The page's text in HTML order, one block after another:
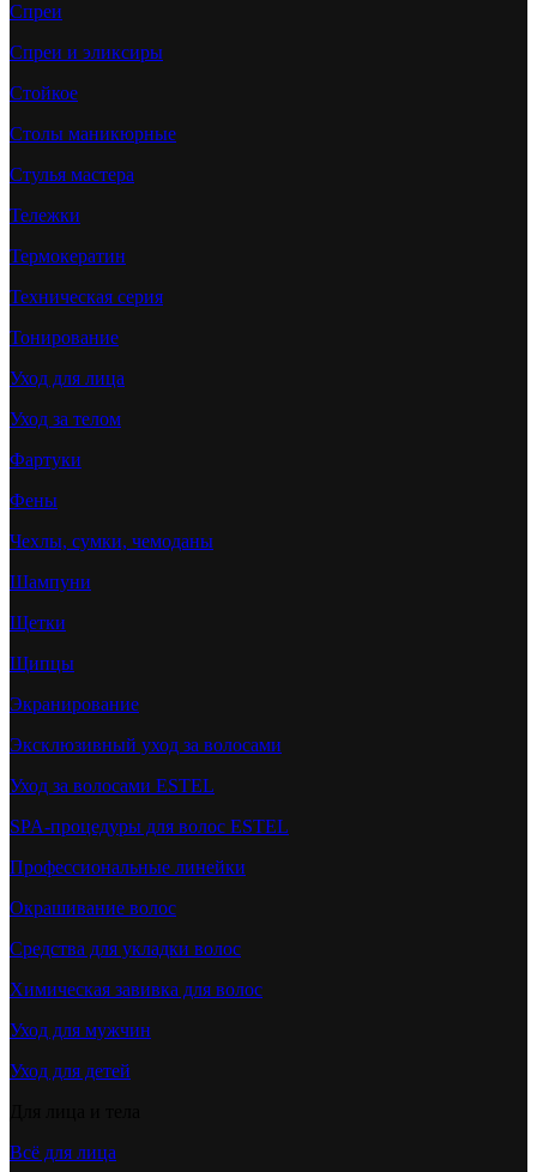
Спреи
Спреи и эликсиры
Стойкое
Столы маникюрные
Стулья мастера
Тележки
Термокератин
Техническая серия
Тонирование
Уход для лица
Уход за телом
Фартуки
Фены
Чехлы, сумки, чемоданы
Шампуни
Щетки
Щипцы
Экранирование
Эксклюзивный уход за волосами
Уход за волосами ESTEL
SPA-процедуры для волос ESTEL
Профессиональные линейки
Окрашивание волос
Средства для укладки волос
Химическая завивка для волос
Уход для мужчин
Уход для детей
Всё для лица